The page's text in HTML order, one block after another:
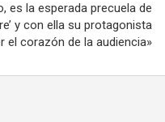
es la esperada precuela de
y con ella su protagonista
el corazón de la audiencia»